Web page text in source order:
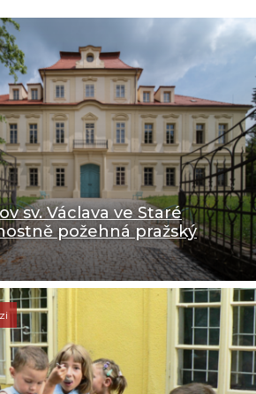
sv. Václava ve Staré
požehná pražský